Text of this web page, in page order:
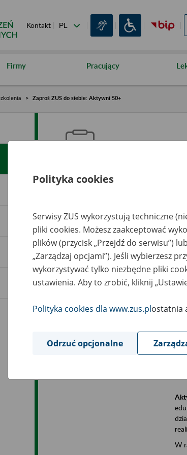
Kontakt
Firmy Pracujący
Zaproś ZUS do siebie: Aktywni 50+
Zaproś ZUS do
Rodzaj wydarzenia
Essential area
Event description
W
Polityka cookies
Serwisy ZUS wykorzystują techniczne
pliki cookies. Możesz zaakceptować
plików (przycisk „Przejdź do serwisu”)
„Zarządzaj opcjami”). Jeśli wybierzesz
wykorzystywać tylko niezbędne pliki
ustawienia. Aby to zrobić, kliknij
Polityka cookies dla www.zus.plostatnia
Odrzuć opcjonalne